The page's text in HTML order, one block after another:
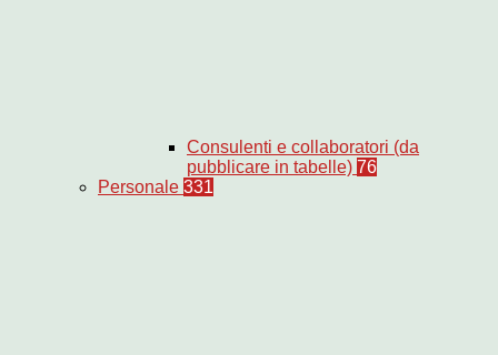
Consulenti e collaboratori (da
pubblicare in tabelle) 76
Personale 331